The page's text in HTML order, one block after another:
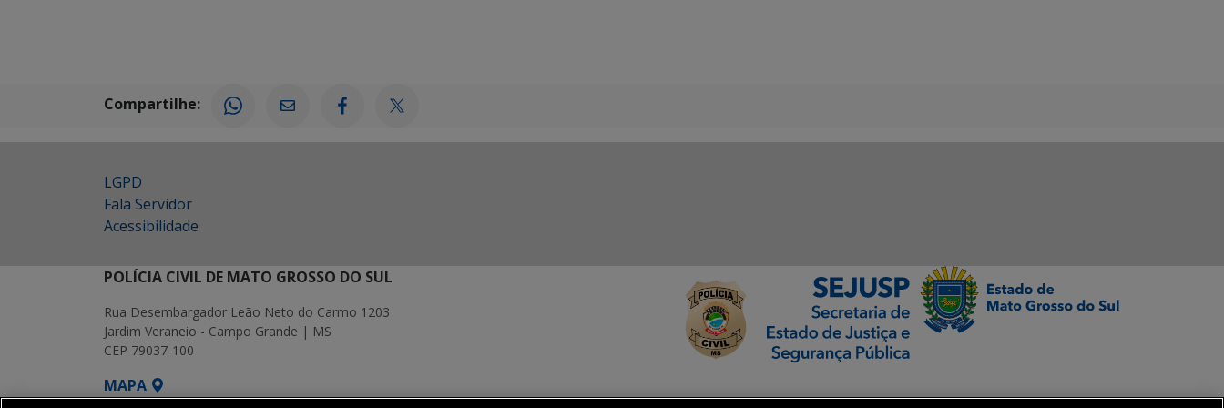
Compartilhe:
LGPD
Fala Servidor
Acessibilidade
POLÍCIA CIVIL DE MATO GROSSO DO SUL
Rua Desembargador Leão Neto do Carmo 1203
Jardim Veraneio - Campo Grande | MS
CEP 79037-100
MAPA